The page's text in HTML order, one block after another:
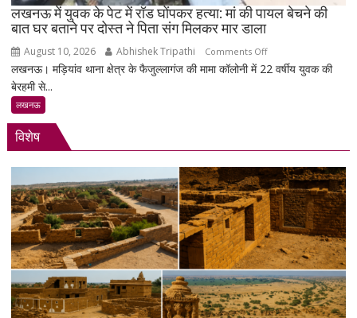
की
दी,
डेढ़
विवाद
लखनऊ में युवक के पेट में रॉड घोंपकर हत्या: मां की पायल बेचने की
बात घर बताने पर दोस्त ने पिता संग मिलकर मार डाला
August 10, 2026 Abhishek Tripathi Comments Offon
लखनऊ
में
रॉड
घोंपकर
हत्या:
मां
की
पायल
बेचने
की
बात
लखनऊ। मड़ियांव थाना क्षेत्र के फैजुल्लागंज की मामा कॉलोनी में 22 वर्षीय युवक की
बेरहमी से...
लखनऊ
विशेष